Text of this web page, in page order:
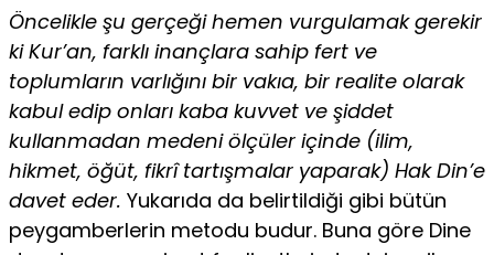
Öncelikle şu gerçeği hemen vurgulamak gerekir
ki Kur’an, farklı inançlara sahip fert ve
toplumların varlığını bir vakıa, bir realite olarak
kabul edip onları kaba kuvvet ve şiddet
kullanmadan medeni ölçüler içinde (ilim,
hikmet, öğüt, fikrî tartışmalar yaparak) Hak Din’e
davet eder. Yukarıda da belirtildiği gibi bütün
peygamberlerin metodu budur. Buna göre Dine